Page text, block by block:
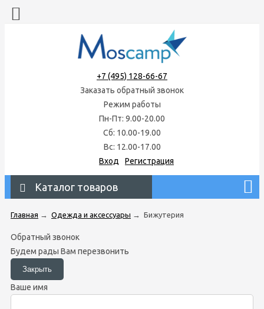
+7 (495) 128-66-67
Заказать обратный звонок
Режим работы
Пн-Пт: 9.00-20.00
Сб: 10.00-19.00
Вс: 12.00-17.00
Вход
Регистрация
Каталог товаров
Главная → Одежда и аксессуары → Бижутерия
Обратный звонок
Будем рады Вам перезвонить
Ваше имя